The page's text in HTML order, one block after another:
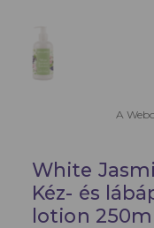
A
White
Kéz- és
lotion